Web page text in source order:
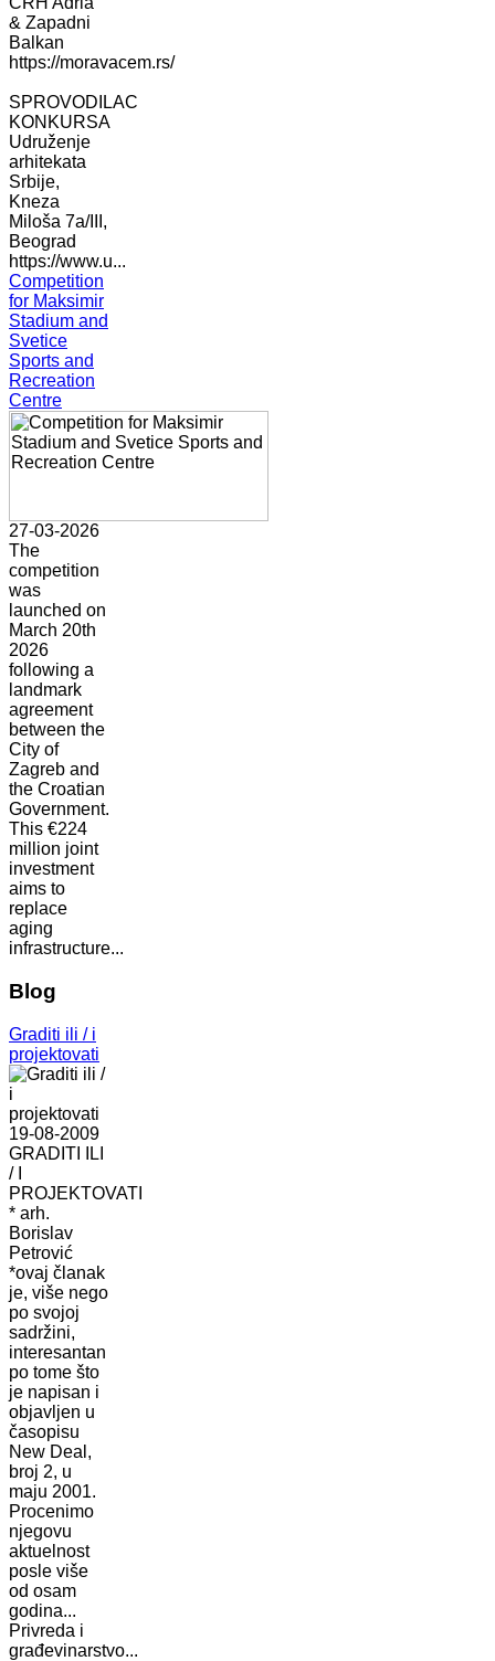
& Zapadni
Balkan
https://moravacem.rs/
SPROVODILAC
KONKURSA
Udruženje
arhitekata
Srbije,
Kneza
Miloša 7a/III,
Beograd
https://www.u...
Competition
for Maksimir
Stadium and
Svetice
Sports and
Recreation
Centre
27-03-2026
The
competition
was
launched on
March 20th
2026
following a
landmark
agreement
between the
City of
Zagreb and
the Croatian
Government.
This €224
million joint
investment
aims to
replace
aging
infrastructure...
Blog
Graditi ili / i
projektovati
19-08-2009
GRADITI ILI
/ I
PROJEKTOVATI
* arh.
Borislav
Petrović
*ovaj članak
je, više nego
po svojoj
sadržini,
interesantan
po tome što
je napisan i
objavljen u
časopisu
New Deal,
broj 2, u
maju 2001.
Procenimo
njegovu
aktuelnost
posle više
od osam
godina...
Privreda i
građevinarstvo...